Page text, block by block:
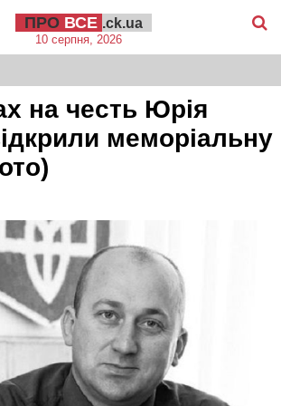
ПРО ВСЕ .ck.ua
10 серпня, 2026
на честь Юрія
меморіальну